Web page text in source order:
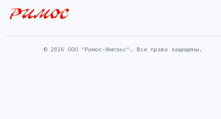
© 2026 ООО "Римос-Импэкс". Все права защищены.